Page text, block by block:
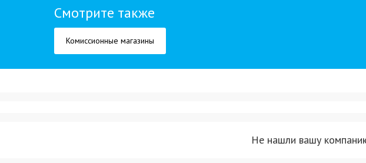
Смотрите также
Комиссионные магазины
Не нашли вашу